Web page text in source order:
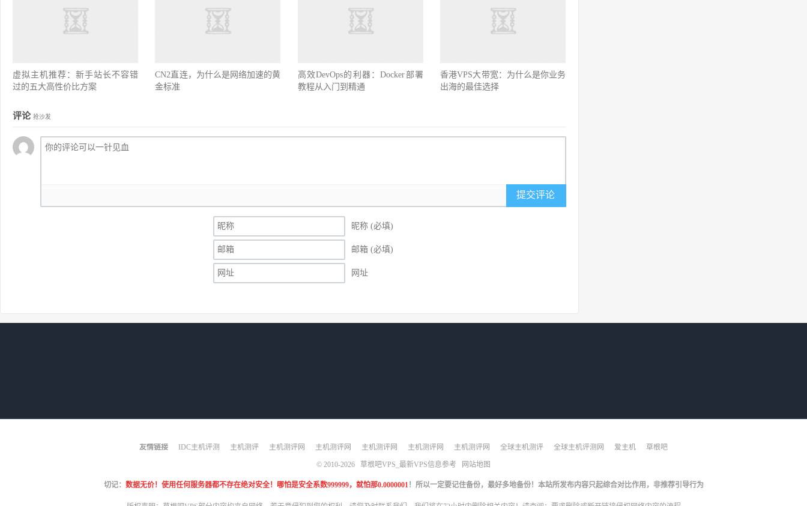
虚拟主机推荐：新手站长不容错
过的五大高性价比方案
CN2直连，为什么是网络加速的黄
金标准
高效DevOps的利器：Docker部署
教程从入门到精通
香港VPS大带宽：为什么是你业务
出海的最佳选择
评论 抢沙发
提交评论
昵称 (必填)
邮箱 (必填)
网址
友情链接 IDC主机评测 主机测评 主机测评网 主机测评网 主机测评网 主机测评网 主机测评网 全球主机测评 全球主机评测网 爱主机 草根吧
© 2010-2026 草根吧VPS_最新VPS信息参考 网站地图
切记： 数据无价！使用任何服务器都不存在绝对安全！哪怕是安全系数999999，就怕那0.0000001 ！所以一定要记住备份，最好多地备份！本站所发布内容只起综合对比作用，非推荐引导行为